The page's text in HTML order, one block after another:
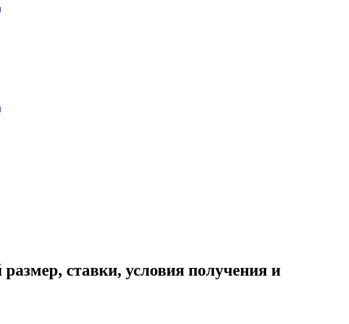
ставки, условия получения и